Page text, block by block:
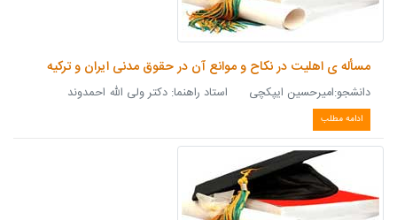
مسأله ی اهلیت در نکاح و موانع آن در حقوق مدنی ایران و ترکیه
دانشجو:امیرحسین ایپكچی استاد راهنما: دکتر ولی الله احمدوند
ادامه مطلب